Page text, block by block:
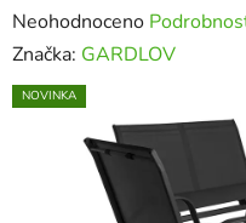
Průměrné
hodnocení
produktu
Neohodnoceno
Značka: GARDLOV
NOVINKA